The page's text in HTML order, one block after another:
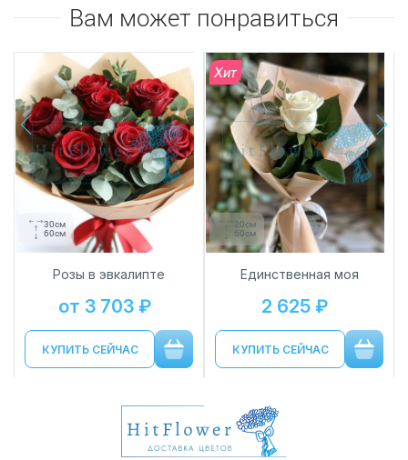
Вам может понравиться
prev next
30см
60см
Розы в эвкалипте
от 3 703 ₽
КУПИТЬ СЕЙЧАС
Хит
20см
60см
Единственная моя
2 625 ₽
КУПИТЬ СЕЙЧАС